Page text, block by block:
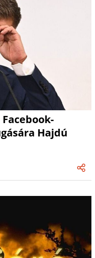
Hajdú